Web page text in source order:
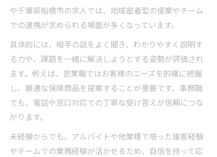
や千葉県船橋市の求人では、地域密着型の提案やチーム
での連携が求められる場面が多くなっています。
具体的には、相手の話をよく聞き、わかりやすく説明す
る力や、課題を一緒に解決しようとする姿勢が評価され
ます。例えば、営業職ではお客様のニーズを的確に把握
し、最適な保険商品を提案することが重要です。事務職
でも、電話や窓口対応での丁寧な受け答えが信頼につな
がります。
未経験からでも、アルバイトや他業種で培った接客経験
やチームでの業務経験が活かせるため、自信を持って応